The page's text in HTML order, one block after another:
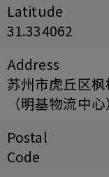
Latitude
31.334062
Address
苏州市虎丘区
（明基物流中心）
Postal
Code